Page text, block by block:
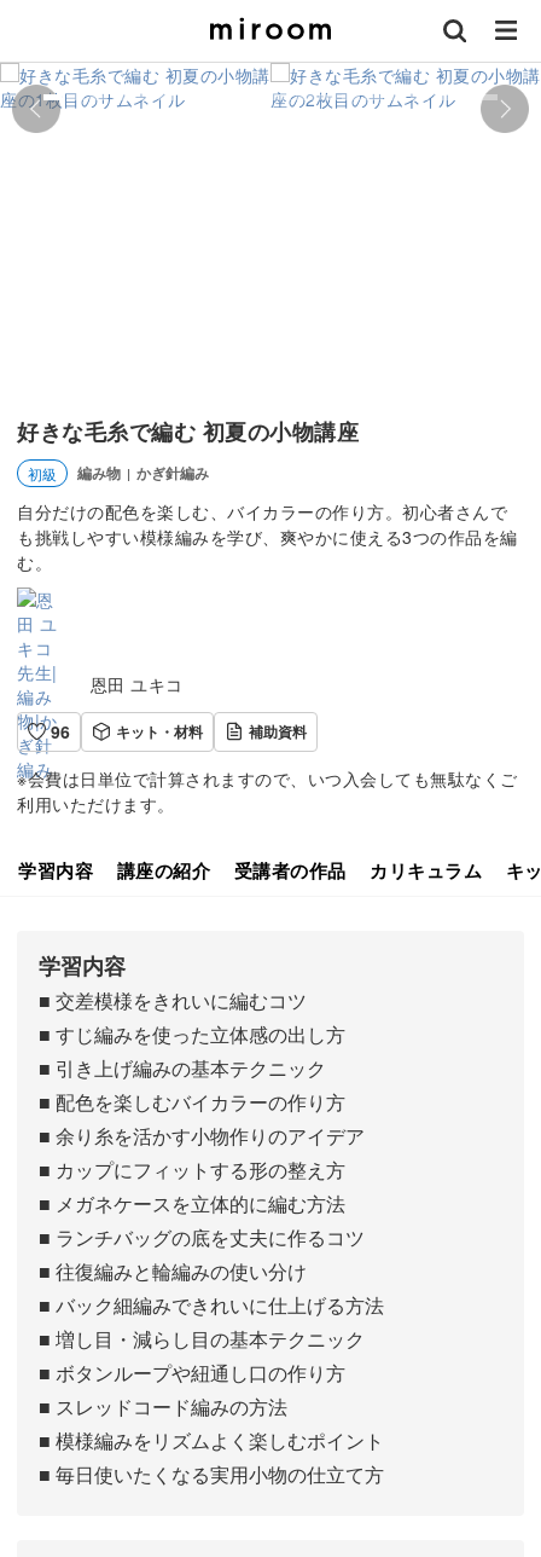
好きな毛糸で編む 初夏の小物講座
初級 編み物 | かぎ針編み
自分だけの配色を楽しむ、バイカラーの作り方。初心者さんで
も挑戦しやすい模様編みを学び、爽やかに使える3つの作品を編
む。
恩田 ユキコ
96
キット・材料 補助資料
※会費は日単位で計算されますので、いつ入会しても無駄なくご
利用いただけます。
学習内容 講座の紹介 受講者の作品 カリキュラム キ
学習内容
■ 交差模様をきれいに編むコツ
■ すじ編みを使った立体感の出し方
■ 引き上げ編みの基本テクニック
■ 配色を楽しむバイカラーの作り方
■ 余り糸を活かす小物作りのアイデア
■ カップにフィットする形の整え方
■ メガネケースを立体的に編む方法
■ ランチバッグの底を丈夫に作るコツ
■ 往復編みと輪編みの使い分け
■ バック細編みできれいに仕上げる方法
■ 増し目・減らし目の基本テクニック
■ ボタンループや紐通し口の作り方
■ スレッドコード編みの方法
■ 模様編みをリズムよく楽しむポイント
■ 毎日使いたくなる実用小物の仕立て方